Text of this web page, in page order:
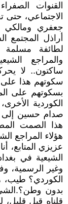
القنوات
الاجتماعي، حتى
جعفري
أراذل المجتمع
لطائفة مسلمة
والمراجع
ساكتون.. لا
سكوتهم هذا على
بسكوتهم على
الكوردية
صدام حسين إلى
هذا الصمت
هؤلاء المراجع
عزيزي المتابع،
الشيعية في
وغير الرسمية،
الكوردي؟
بدون
قلناه قبل قليل،